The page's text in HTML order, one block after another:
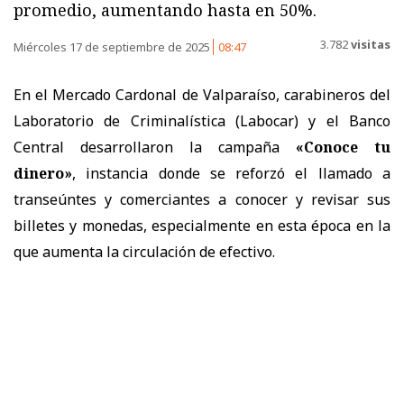
promedio, aumentando hasta en 50%.
Miércoles 17 de septiembre de 2025 08:47 3.782visitas
En el Mercado Cardonal de Valparaíso, carabineros del
Laboratorio de Criminalística (Labocar) y el Banco
Central desarrollaron la campaña «Conoce tu
dinero», instancia donde se reforzó el llamado a
transeúntes y comerciantes a conocer y revisar sus
billetes y monedas, especialmente en esta época en la
que aumenta la circulación de efectivo.